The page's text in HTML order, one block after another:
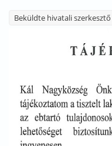
Beküldte hivatali szerkesztő